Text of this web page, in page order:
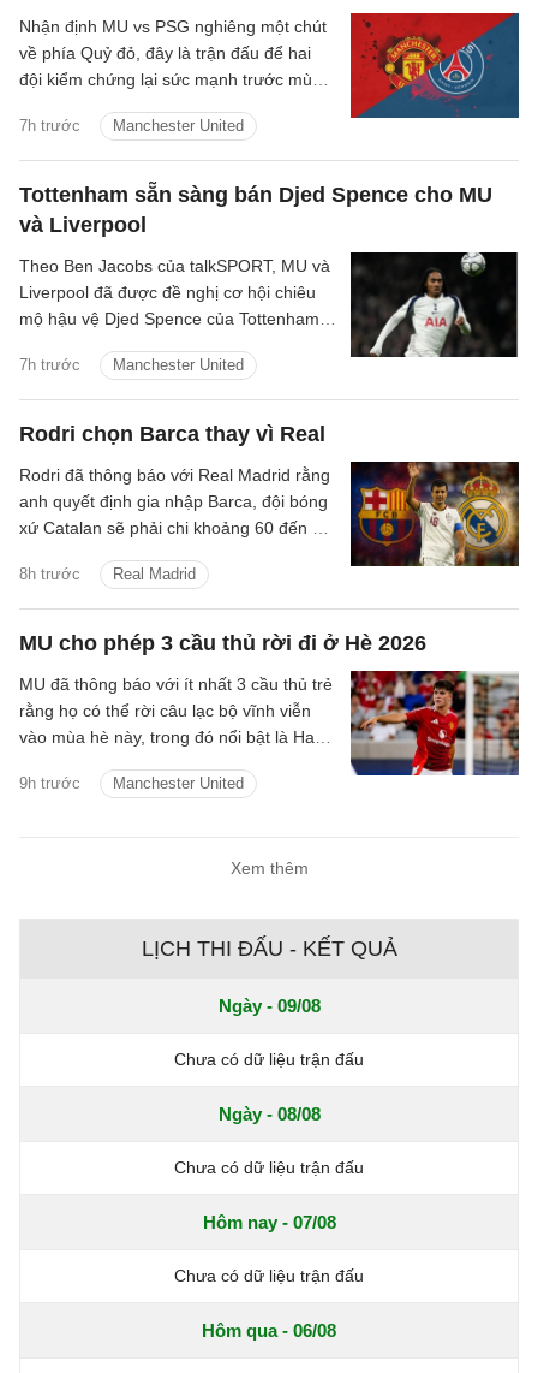
7h trước Manchester United
Nhận định MU vs PSG nghiêng một chút
về phía Quỷ đỏ, đây là trận đấu để hai
đội kiểm chứng lại sức mạnh trước mùa
Tottenham sẵn sàng bán Djed Spence cho MU
và Liverpool
7h trước Manchester United
Theo Ben Jacobs của talkSPORT, MU và
Liverpool đã được đề nghị cơ hội chiêu
mộ hậu vệ Djed Spence của Tottenham
Rodri chọn Barca thay vì Real
8h trước Real Madrid
Rodri đã thông báo với Real Madrid rằng
anh quyết định gia nhập Barca, đội bóng
xứ Catalan sẽ phải chi khoảng 60 đến 70
cần.
MU cho phép 3 cầu thủ rời đi ở Hè 2026
9h trước Manchester United
MU đã thông báo với ít nhất 3 cầu thủ trẻ
rằng họ có thể rời câu lạc bộ vĩnh viễn
vào mùa hè này, trong đó nổi bật là Harry
Xem thêm
LỊCH THI ĐẤU - KẾT QUẢ
Ngày - 09/08
Chưa có dữ liệu trận đấu
Ngày - 08/08
Chưa có dữ liệu trận đấu
Hôm nay - 07/08
Chưa có dữ liệu trận đấu
Hôm qua - 06/08